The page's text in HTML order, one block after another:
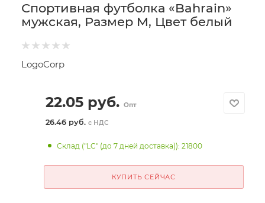
Спортивная футболка «Bahrain»
мужская, Размер M, Цвет белый
LogoCorp
22.05руб. Опт
26.46 руб. с НДС
Склад ("LC" (до 7 дней доставка)): 21800
КУПИТЬ СЕЙЧАС